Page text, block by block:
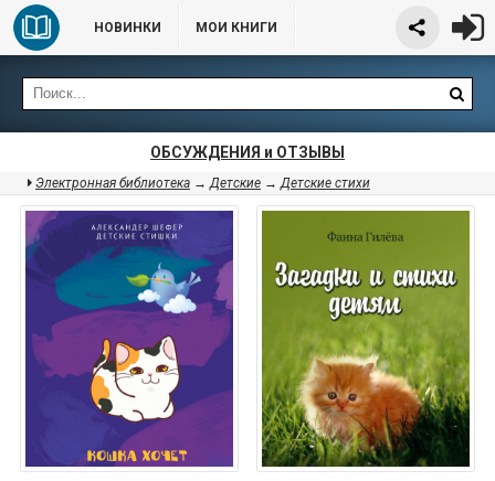
НОВИНКИ МОИ КНИГИ
ОБСУЖДЕНИЯ и ОТЗЫВЫ
Электронная библиотека →Детские →Детские стихи